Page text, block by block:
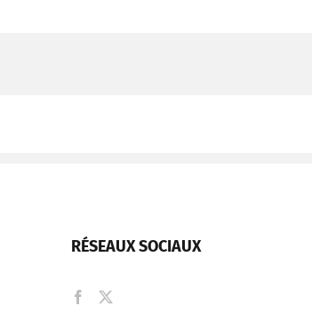
RÉSEAUX SOCIAUX